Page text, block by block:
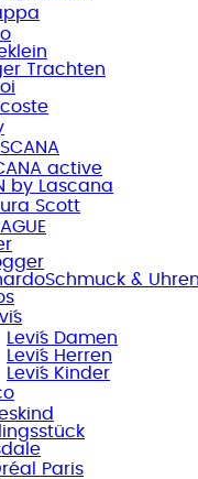
Trachten
active
by Lascana
Scott
& Uhren
Levi´s Damen
Levi´s Herren
Levi´s Kinder
Paris